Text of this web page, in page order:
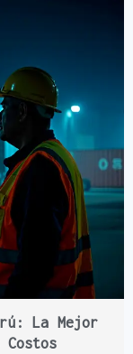
La Mejor
Costos